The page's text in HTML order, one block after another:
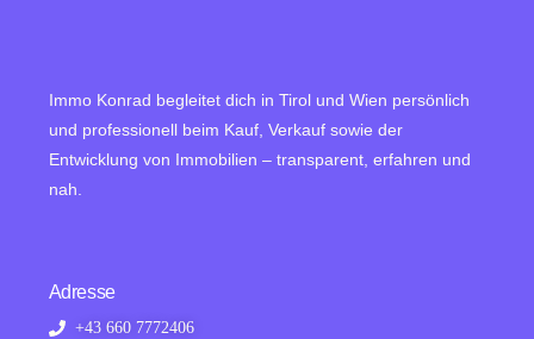
Immo Konrad begleitet dich in Tirol und Wien persönlich
und professionell beim Kauf, Verkauf sowie der
Entwicklung von Immobilien – transparent, erfahren und
nah.
Adresse
+43 660 7772406